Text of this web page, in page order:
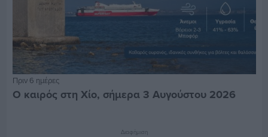
Πριν 6 ημέρες
Ο καιρός στη Χίο, σήμερα 3 Αυγούστου 2026
Διαφήμιση